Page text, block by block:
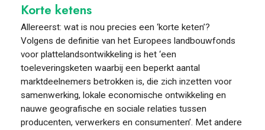
Korte ketens
Allereerst: wat is nou precies een ‘korte keten’?
Volgens de definitie van het Europees landbouwfonds
voor plattelandsontwikkeling is het ‘een
toeleveringsketen waarbij een beperkt aantal
marktdeelnemers betrokken is, die zich inzetten voor
samenwerking, lokale economische ontwikkeling en
nauwe geografische en sociale relaties tussen
producenten, verwerkers en consumenten’. Met andere